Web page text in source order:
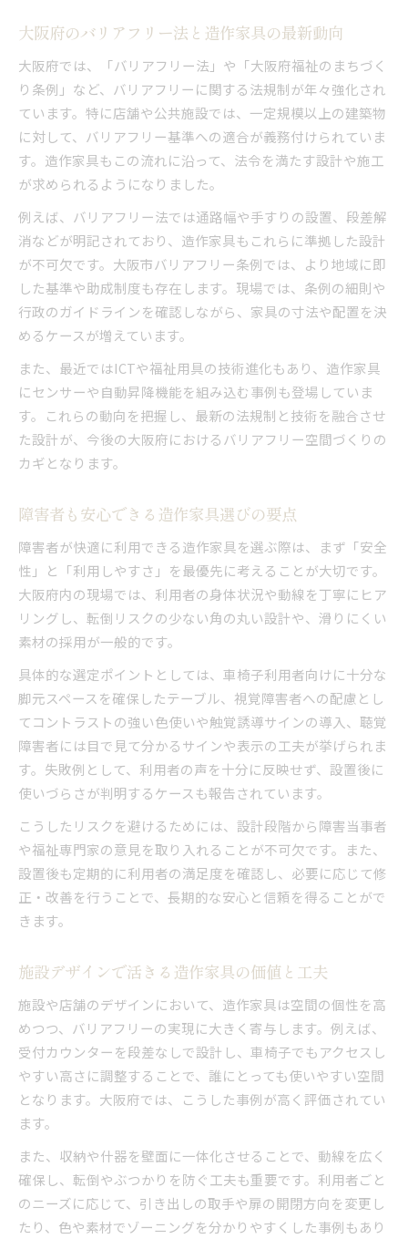
バリアフリー展2026で話題の安心設計アイデア
福祉用具と造作家具連携の最新トレンド
福祉用具と造作家具が生み出す快適空間の秘密
福祉用具展示会でわかる造作家具の選び方
造作家具と福祉用具の相性を考慮した設計ポイ
ント
バリアフリー化の成功例から学ぶ導入ポイント
バリアフリー化成功の鍵は造作家具の活用にあ
り
大阪府の条例対応事例に学ぶ導入ノウハウ
造作家具導入で変わる福祉施設の利用体験
バリアフリー展2026で紹介された成功ポイン
ト
コストと効果を両立した造作家具活用術
大阪府のバリアフリー法と造作家具の最新動向
大阪府では、「バリアフリー法」や「大阪府福祉のまちづく
り条例」など、バリアフリーに関する法規制が年々強化され
ています。特に店舗や公共施設では、一定規模以上の建築物
に対して、バリアフリー基準への適合が義務付けられていま
す。造作家具もこの流れに沿って、法令を満たす設計や施工
が求められるようになりました。
例えば、バリアフリー法では通路幅や手すりの設置、段差解
消などが明記されており、造作家具もこれらに準拠した設計
が不可欠です。大阪市バリアフリー条例では、より地域に即
した基準や助成制度も存在します。現場では、条例の細則や
行政のガイドラインを確認しながら、家具の寸法や配置を決
めるケースが増えています。
また、最近ではICTや福祉用具の技術進化もあり、造作家具
にセンサーや自動昇降機能を組み込む事例も登場していま
す。これらの動向を把握し、最新の法規制と技術を融合させ
た設計が、今後の大阪府におけるバリアフリー空間づくりの
カギとなります。
障害者も安心できる造作家具選びの要点
障害者が快適に利用できる造作家具を選ぶ際は、まず「安全
性」と「利用しやすさ」を最優先に考えることが大切です。
大阪府内の現場では、利用者の身体状況や動線を丁寧にヒア
リングし、転倒リスクの少ない角の丸い設計や、滑りにくい
素材の採用が一般的です。
具体的な選定ポイントとしては、車椅子利用者向けに十分な
脚元スペースを確保したテーブル、視覚障害者への配慮とし
てコントラストの強い色使いや触覚誘導サインの導入、聴覚
障害者には目で見て分かるサインや表示の工夫が挙げられま
す。失敗例として、利用者の声を十分に反映せず、設置後に
使いづらさが判明するケースも報告されています。
こうしたリスクを避けるためには、設計段階から障害当事者
や福祉専門家の意見を取り入れることが不可欠です。また、
設置後も定期的に利用者の満足度を確認し、必要に応じて修
正・改善を行うことで、長期的な安心と信頼を得ることがで
きます。
施設デザインで活きる造作家具の価値と工夫
施設や店舗のデザインにおいて、造作家具は空間の個性を高
めつつ、バリアフリーの実現に大きく寄与します。例えば、
受付カウンターを段差なしで設計し、車椅子でもアクセスし
やすい高さに調整することで、誰にとっても使いやすい空間
となります。大阪府では、こうした事例が高く評価されてい
ます。
また、収納や什器を壁面に一体化させることで、動線を広く
確保し、転倒やぶつかりを防ぐ工夫も重要です。利用者ごと
のニーズに応じて、引き出しの取手や扉の開閉方向を変更し
たり、色や素材でゾーニングを分かりやすくした事例もあり